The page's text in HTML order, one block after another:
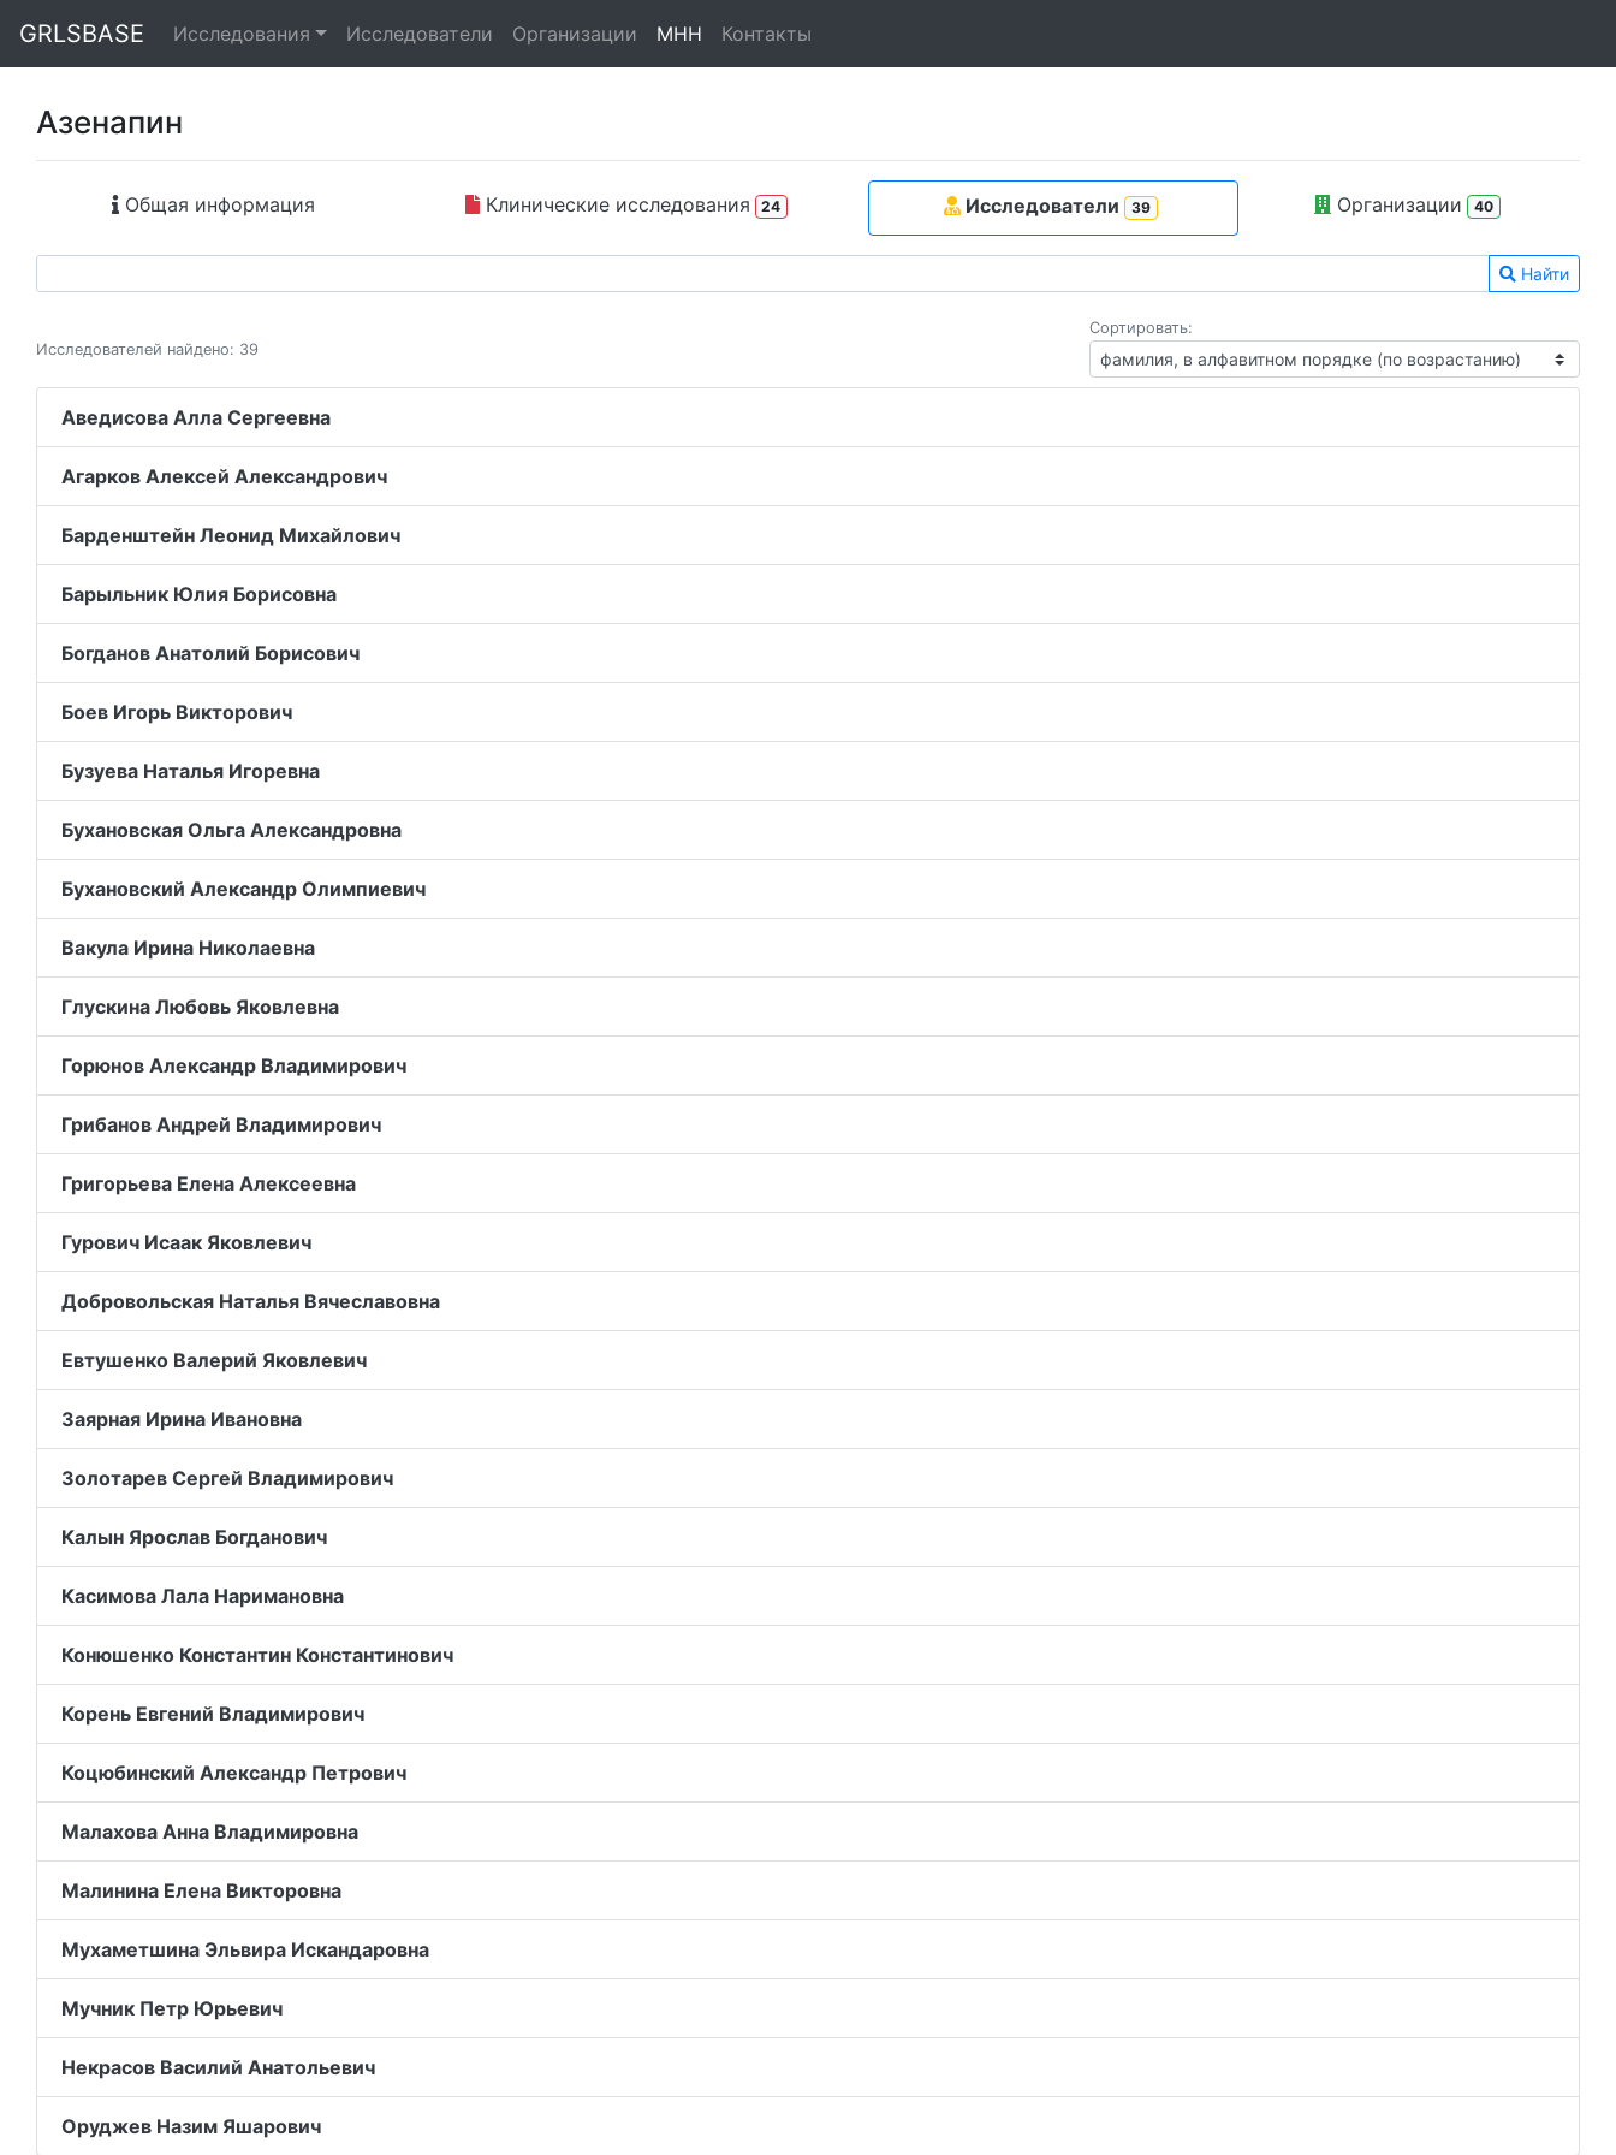
GRLSBASE Исследования Исследователи Организации МНН Контакты
Азенапин
Общая информация Клинические исследования 24 Исследователи 39 Организации 40
Найти
Исследователей найдено: 39
Сортировать:
Аведисова Алла Сергеевна
Агарков Алексей Александрович
Барденштейн Леонид Михайлович
Барыльник Юлия Борисовна
Богданов Анатолий Борисович
Боев Игорь Викторович
Бузуева Наталья Игоревна
Бухановская Ольга Александровна
Бухановский Александр Олимпиевич
Вакула Ирина Николаевна
Глускина Любовь Яковлевна
Горюнов Александр Владимирович
Грибанов Андрей Владимирович
Григорьева Елена Алексеевна
Гурович Исаак Яковлевич
Добровольская Наталья Вячеславовна
Евтушенко Валерий Яковлевич
Заярная Ирина Ивановна
Золотарев Сергей Владимирович
Калын Ярослав Богданович
Касимова Лала Наримановна
Конюшенко Константин Константинович
Корень Евгений Владимирович
Коцюбинский Александр Петрович
Малахова Анна Владимировна
Малинина Елена Викторовна
Мухаметшина Эльвира Искандаровна
Мучник Петр Юрьевич
Некрасов Василий Анатольевич
Оруджев Назим Яшарович